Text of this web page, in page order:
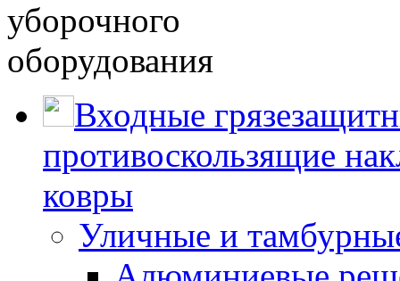
Входные
противоскользящие
ковры
Уличные и